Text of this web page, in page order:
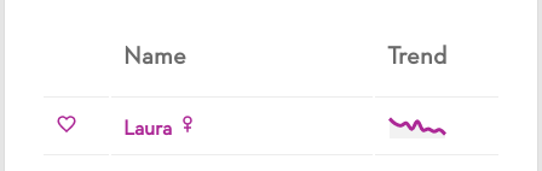
Name Trend
Laura